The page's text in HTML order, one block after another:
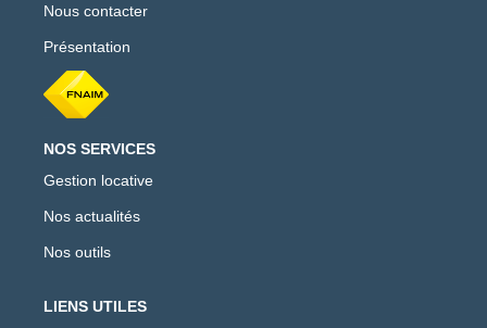
Nous contacter
Présentation
NOS SERVICES
Gestion locative
Nos actualités
Nos outils
LIENS UTILES